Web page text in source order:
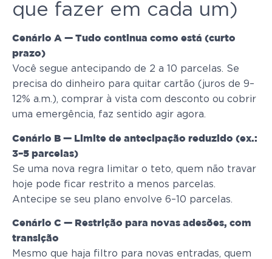
que fazer em cada um)
Cenário A — Tudo continua como está (curto
prazo)
Você segue antecipando de 2 a 10 parcelas. Se
precisa do dinheiro para quitar cartão (juros de 9–
12% a.m.), comprar à vista com desconto ou cobrir
uma emergência, faz sentido agir agora.
Cenário B — Limite de antecipação reduzido (ex.:
3–5 parcelas)
Se uma nova regra limitar o teto, quem não travar
hoje pode ficar restrito a menos parcelas.
Antecipe se seu plano envolve 6–10 parcelas.
Cenário C — Restrição para novas adesões, com
transição
Mesmo que haja filtro para novas entradas, quem